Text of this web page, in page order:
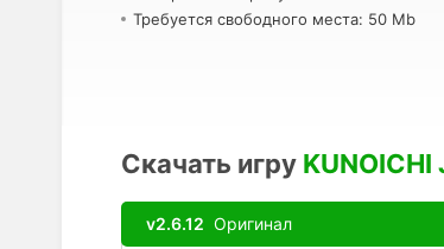
Требуется свободного места: 50 Mb
Скачать игру KUNOICHI
v2.6.12 Оригинал